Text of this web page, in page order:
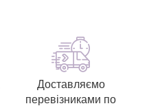
Доставляємо
перевізниками по